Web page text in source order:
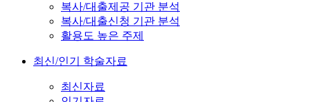
복사/대출제공 기관 분석
복사/대출신청 기관 분석
활용도 높은 주제
최신/인기 학술자료
최신자료